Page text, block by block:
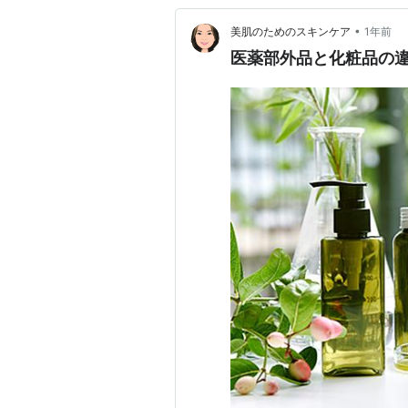
美肌のためのスキンケア • 1年前
医薬部外品と化粧品の